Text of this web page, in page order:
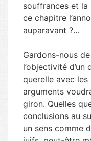
souffrances et la
ce chapitre
auparavant ?…
Gardons-nous
l’objectivité
querelle avec
arguments
giron. Quelles
conclusions au
un sens comme